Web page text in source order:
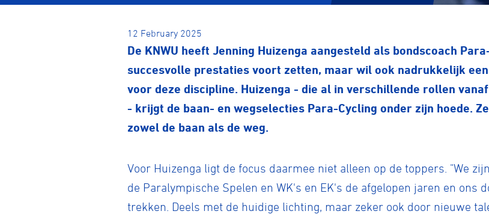
12 February 2025
De KNWU heeft Jenning Huizenga aangesteld als bondscoach
succesvolle prestaties voort zetten, maar wil ook nadrukkelijk
voor deze discipline. Huizenga - die al in verschillende rollen
- krijgt de baan- en wegselecties Para-Cycling onder zijn hoede.
zowel de baan als de weg.
Voor Huizenga ligt de focus daarmee niet alleen op de toppers. "We
de Paralympische Spelen en WK's en EK's de afgelopen jaren en ons
trekken. Deels met de huidige lichting, maar zeker ook door nieuwe